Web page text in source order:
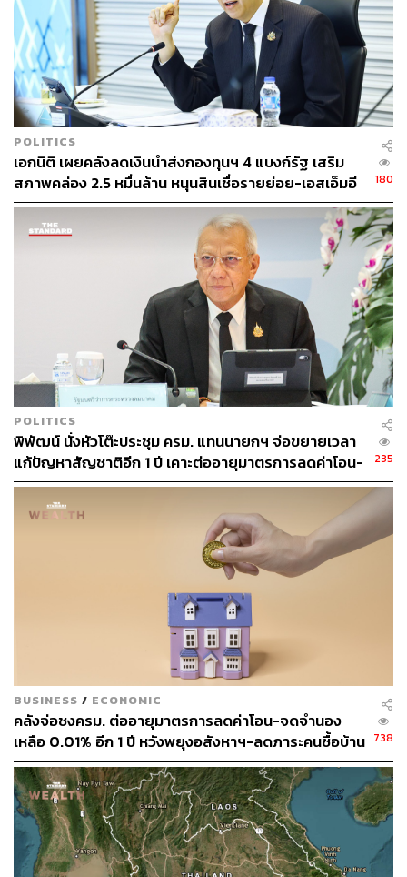
พิสูจน์อักษร: ภาวิกา ขันติศรีสกุล
อ้างอิง:
www.thaigov.go.th/news/contents/details/21700
TAGS: ธนาคารอาคารสงเคราะห์ สลากออมทรัพย์ ธอส.
44
ABOUT THE AUTHOR
อนุชิต ไกรวิจิตร
Content Creator ประจำกองบรรณาธิการข่าว
อดิเรกคือการสัมภาษณ์ BNK48
POLITICS
เอกนิติ เผยคลังลดเงินนำส่งกองทุนฯ 4 แบงก์รัฐ เสริม
สภาพคล่อง 2.5 หมื่นล้าน หนุนสินเชื่อรายย่อย-เอสเอ็มอี
180
POLITICS
พิพัฒน์ นั่งหัวโต๊ะประชุม ครม. แทนนายกฯ จ่อขยายเวลา
แก้ปัญหาสัญชาติอีก 1 ปี เคาะต่ออายุมาตรการลดค่าโอน-
จดจำนอง 0.01%
235
BUSINESS / ECONOMIC
คลังจ่อชงครม. ต่ออายุมาตรการลดค่าโอน-จดจำนอง
เหลือ 0.01% อีก 1 ปี หวังพยุงอสังหาฯ-ลดภาระคนซื้อบ้าน 738